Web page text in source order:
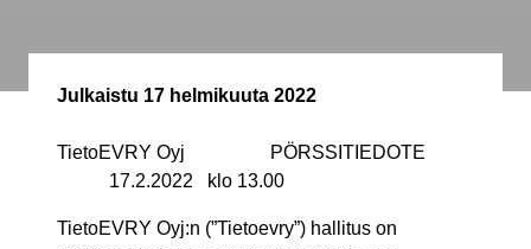
Julkaistu 17 helmikuuta 2022
TietoEVRY Oyj PÖRSSITIEDOTE
17.2.2022 klo 13.00
TietoEVRY Oyj:n (”Tietoevry”) hallitus on